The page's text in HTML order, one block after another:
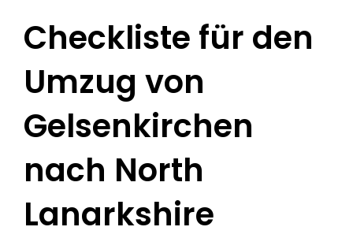
Checkliste für den
Umzug von
Gelsenkirchen
nach North
Lanarkshire